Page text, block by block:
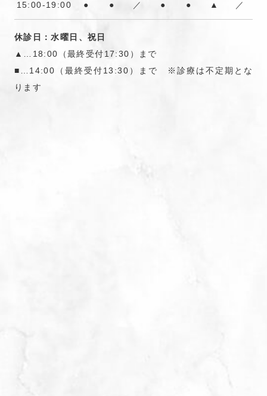
15:00-19:00 ● ● ／ ● ● ▲ ／
休診日：水曜日、祝日
▲…18:00（最終受付17:30）まで
■…14:00（最終受付13:30）まで ※診療は不定期とな
ります